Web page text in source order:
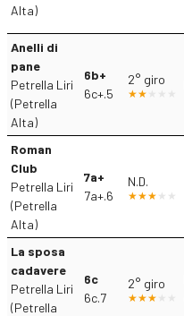
Alta)
Anelli di
pane
Petrella Liri
(Petrella
Alta)
6b+
6c+.5
2° giro
Roman
Club
Petrella Liri
(Petrella
Alta)
7a+
7a+.6
N.D.
La sposa
cadavere
Petrella Liri
(Petrella
6c
6c.7
2° giro